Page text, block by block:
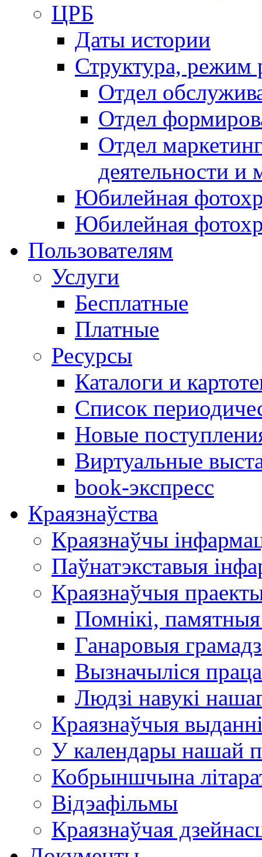
ЦРБ
Даты истории
Структура, режим
Отдел
Отдел
Отдел
деятельности и
Юбилейная
Юбилейная
Пользователям
Услуги
Бесплатные
Платные
Ресурсы
Каталоги и
Список
Новые
Виртуальные
book-экспресс
Краязнаўства
Краязнаўчы
Паўнатэкставыя
Краязнаўчыя
Помнікі,
Ганаровыя
Вызначыліся
Людзі навукі
Краязнаўчыя
У календары нашай
Кобрыншчына
Відэафільмы
Краязнаўчая